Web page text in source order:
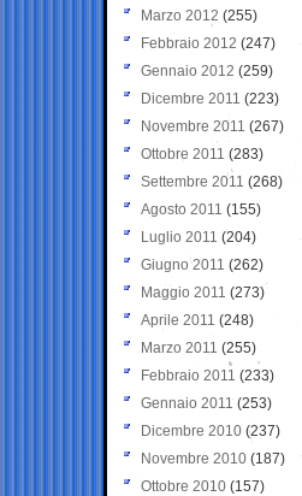
Marzo 2012 (255)
Febbraio 2012 (247)
Gennaio 2012 (259)
Dicembre 2011 (223)
Novembre 2011 (267)
Ottobre 2011 (283)
Settembre 2011 (268)
Agosto 2011 (155)
Luglio 2011 (204)
Giugno 2011 (262)
Maggio 2011 (273)
Aprile 2011 (248)
Marzo 2011 (255)
Febbraio 2011 (233)
Gennaio 2011 (253)
Dicembre 2010 (237)
Novembre 2010 (187)
Ottobre 2010 (157)